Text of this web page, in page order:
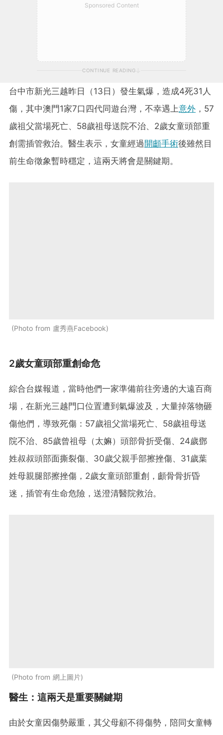
Sponsored Content
CONTINUE READING
台中市新光三越昨日（13日）發生氣爆，造成4死31人
傷，其中澳門1家7口四代同遊台灣，不幸遇上意外 ，57
歲祖父當場死亡、58歲祖母送院不治、2歲女童頭部重
創需插管救治。醫生表示，女童經過開顱手術後雖然目
前生命徵象暫時穩定，這兩天將會是關鍵期。
Photo from 盧秀燕Facebook
2歲女童頭部重創命危
綜合台媒報道，當時他們一家準備前往旁邊的大遠百商
場，在新光三越門口位置遭到氣爆波及，大量掉落物砸
傷他們，導致死傷：57歲祖父當場死亡、58歲祖母送
院不治、85歲曾祖母（太嫲）頭部骨折受傷、24歲鄧
姓叔叔頭部面撕裂傷、30歲父親手部擦挫傷、31歲葉
姓母親腿部擦挫傷，2歲女童頭部重創，顱骨骨折昏
迷，插管有生命危險，送澄清醫院救治。
Photo from 網上圖片
醫生：這兩天是重要關鍵期
由於女童因傷勢嚴重，其父母顧不得傷勢，陪同女童轉